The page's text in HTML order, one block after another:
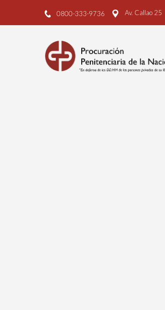
0800-333-9736 Av. Callao 25